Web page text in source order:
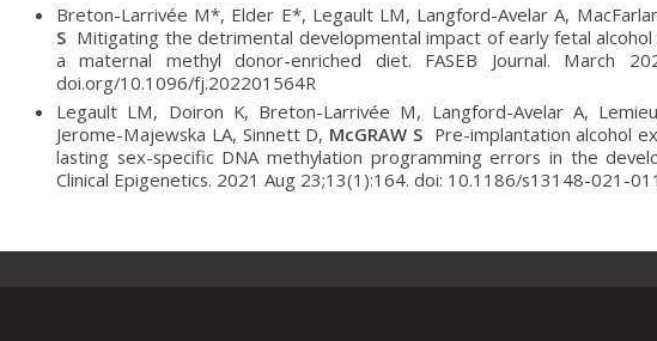
Breton-Larrivée M*, Elder E*, Legault LM, Langford-Avelar A,
S Mitigating the detrimental developmental impact of early fetal alcohol
a maternal methyl donor-enriched diet. FASEB Journal. March
doi.org/10.1096/fj.202201564R
Legault LM, Doiron K, Breton-Larrivée M, Langford-Avelar A,
Jerome-Majewska LA, Sinnett D, McGRAW S Pre-implantation alcohol
lasting sex-specific DNA methylation programming errors in the
Clinical Epigenetics. 2021 Aug 23;13(1):164. doi: 10.1186/s13148-021-